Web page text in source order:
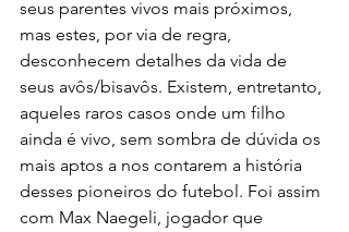
seus parentes vivos mais próximos,
mas estes, por via de regra,
desconhecem detalhes da vida de
seus avôs/bisavôs. Existem, entretanto,
aqueles raros casos onde um filho
ainda é vivo, sem sombra de dúvida os
mais aptos a nos contarem a história
desses pioneiros do futebol. Foi assim
com Max Naegeli, jogador que